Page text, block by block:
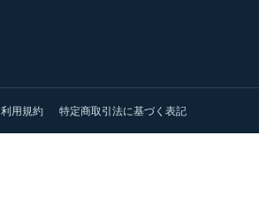
利用規約 特定商取引法に基づく表記